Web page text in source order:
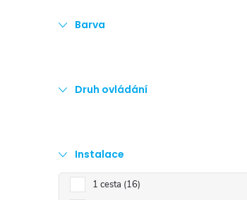
Barva
Druh ovládání
Instalace
1 cesta 16